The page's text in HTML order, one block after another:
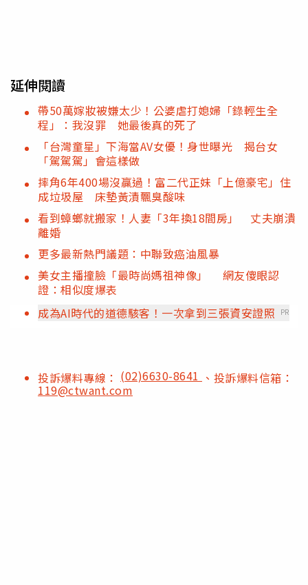
延伸閱讀
帶50萬嫁妝被嫌太少！公婆虐打媳婦「錄輕生全
程」：我沒罪 她最後真的死了
「台灣童星」下海當AV女優！身世曝光 揭台女
「駕駕駕」會這樣做
摔角6年400場沒贏過！富二代正妹「上億豪宅」住
成垃圾屋 床墊黃漬飄臭酸味
看到蟑螂就搬家！人妻「3年換18間房」 丈夫崩潰
離婚
更多最新熱門議題：中聯致癌油風暴
美女主播撞臉「最時尚媽祖神像」 網友傻眼認
證：相似度爆表
成為AI時代的道德駭客！一次拿到三張資安證照
PR
投訴爆料專線： (02)6630-8641 、投訴爆料信箱：
119@ctwant.com